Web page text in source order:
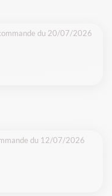
du 20/07/2026
du 12/07/2026